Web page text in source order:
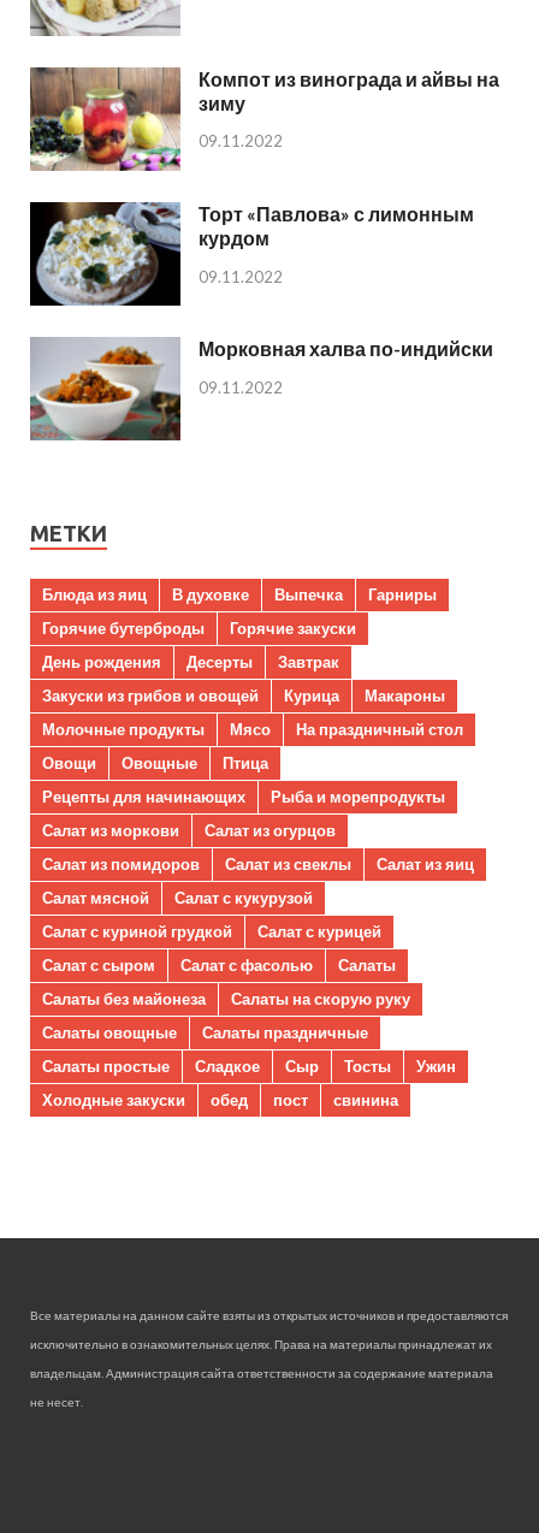
Компот из винограда и айвы на
зиму
09.11.2022
Торт «Павлова» с лимонным
курдом
09.11.2022
Морковная халва по-индийски
09.11.2022
МЕТКИ
Блюда из яиц В духовке Выпечка
Гарниры
Горячие бутерброды
Горячие закуски
День рождения
Десерты
Завтрак
Закуски из грибов и овощей
Курица
Макароны
Молочные продукты
Мясо
На праздничный стол
Овощи
Овощные
Птица
Рецепты для начинающих
Рыба и морепродукты
Салат из моркови
Салат из огурцов
Салат из помидоров
Салат из свеклы
Салат из яиц
Салат мясной
Салат с кукурузой
Салат с куриной грудкой
Салат с курицей
Салат с сыром
Салат с фасолью
Салаты
Салаты без майонеза
Салаты на скорую руку
Салаты овощные
Салаты праздничные
Салаты простые
Сладкое Сыр Тосты
Ужин
Холодные закуски
обед пост свинина
Все материалы на данном сайте взяты из открытых источников и предоставляются
исключительно в ознакомительных целях. Права на материалы принадлежат их
владельцам. Администрация сайта ответственности за содержание материала
не несет.